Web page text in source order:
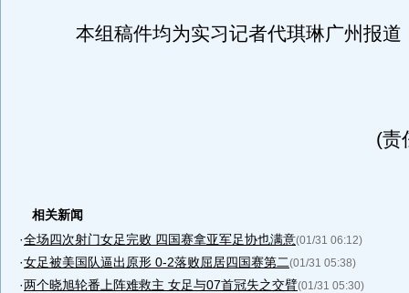
本组稿件均为实习记者代琪琳广州报道
(责
相关新闻
·全场四次射门女足完败 四国赛拿亚军足协也满意(01/31 06:12)
·女足被美国队逼出原形 0-2落败屈居四国赛第二(01/31 05:38)
·两个晓旭轮番上阵难救主 女足与07首冠失之交臂(01/31 05:30)